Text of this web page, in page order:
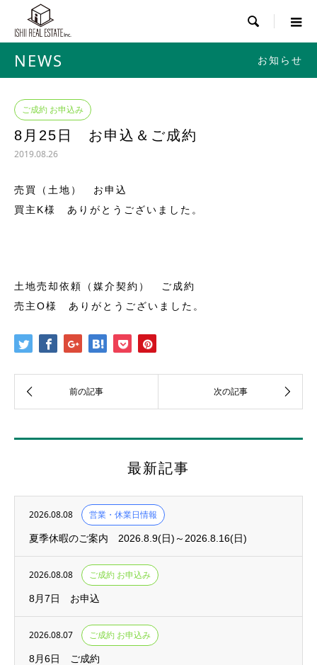

NEWS お知らせ
ご成約 お申込み
8月25日 お申込＆ご成約
2019.08.26
売買（土地） お申込
買主K様 ありがとうございました。
土地売却依頼（媒介契約） ご成約
売主O様 ありがとうございました。
最新記事
2026.08.08 営業・休業日情報
夏季休暇のご案内 2026.8.9(日)～2026.8.16(日)
2026.08.08 ご成約 お申込み
8月7日 お申込
2026.08.07 ご成約 お申込み
8月6日 ご成約